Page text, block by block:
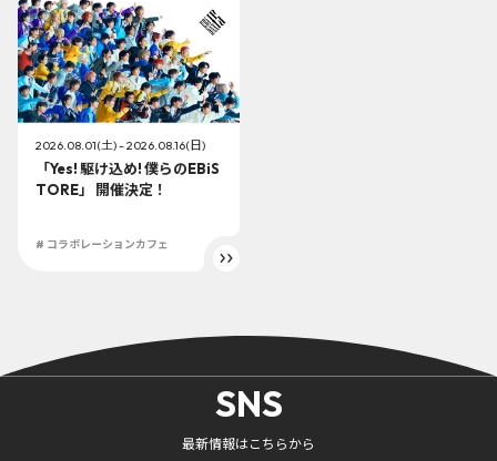
2026.08.01(土) - 2026.08.16(日)
「Yes! 駆け込め! 僕らのEBiS
TORE」 開催決定！
# コラボレーションカフェ
SNS
最新情報はこちらから